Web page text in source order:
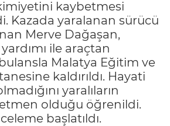
kaybetmesi
Kazada yaralanan sürücü
Merve Dağaşan,
ile araçtan
Malatya Eğitim ve
kaldırıldı. Hayati
yaralıların
olduğu öğrenildi.
başlatıldı.